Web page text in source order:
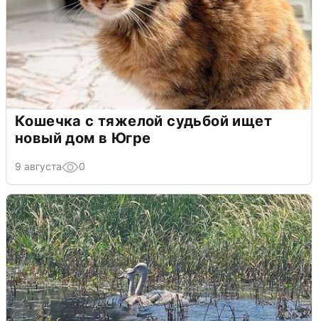
Кошечка с тяжелой судьбой ищет
новый дом в Югре
9 августа 0